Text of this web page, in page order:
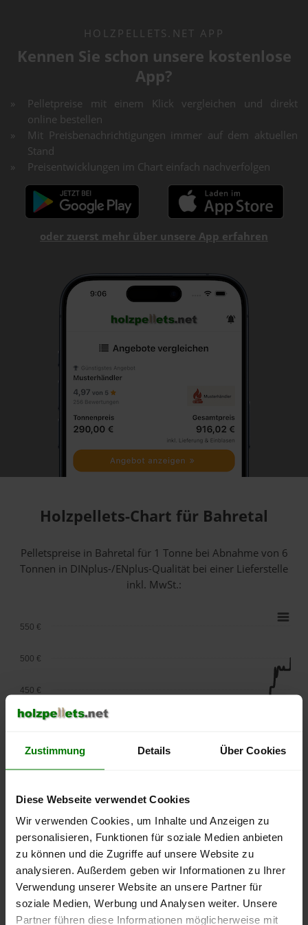
Zustimmung Details Über Cookies
Diese Webseite verwendet Cookies
Wir verwenden Cookies, um Inhalte und Anzeigen zu
personalisieren, Funktionen für soziale Medien anbieten
zu können und die Zugriffe auf unsere Website zu
analysieren. Außerdem geben wir Informationen zu Ihrer
Verwendung unserer Website an unsere Partner für
soziale Medien, Werbung und Analysen weiter. Unsere
Partner führen diese Informationen möglicherweise mit
HOLZPELLETS.NET APP
Kennen Sie schon unsere kostenlose
App?
Pelletpreise mit einem Klick vergleichen und direkt
online bestellen
Mit Preisbenachrichtigungen immer auf dem aktuellen
Stand
Preisentwicklungen im Chart einfach nachverfolgen
oder zuerst mehr über unsere App erfahren
Holzpellets-Chart für Bahretal
Pelletspreise in Bahretal für 1 Tonne bei Abnahmevon 6
Tonnen in DINplus-/ENplus-Qualität bei einer Lieferstelle
inkl. MwSt.:
lose Ware Sackware
September
2025
Januar
2026
Mai
2026
250 €
350 €
450 €
500 €
550 €
Die aktuelle Preisentwicklung für Holzpellets in Deutschland
können Sie jederzeit auf unsererPelletspreise-Seite
nachvollziehen.